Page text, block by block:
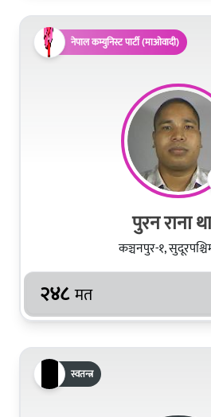
नेपाल कम्युनिस्ट पार्टी (माओवादी)
पुरन
कञ्चनपुर-१,
२४८ मत
स्वतन्त्र